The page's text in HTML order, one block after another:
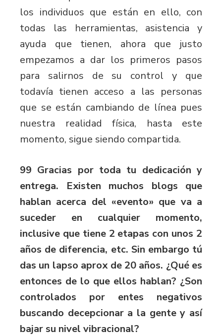
los individuos que están en ello, con
todas las herramientas, asistencia y
ayuda que tienen, ahora que justo
empezamos a dar los primeros pasos
para salirnos de su control y que
todavía tienen acceso a las personas
que se están cambiando de línea pues
nuestra realidad física, hasta este
momento, sigue siendo compartida.
99 Gracias por toda tu dedicación y
entrega. Existen muchos blogs que
hablan acerca del «evento» que va a
suceder en cualquier momento,
inclusive que tiene 2 etapas con unos 2
años de diferencia, etc. Sin embargo tú
das un lapso aprox de 20 años. ¿Qué es
entonces de lo que ellos hablan? ¿Son
controlados por entes negativos
buscando decepcionar a la gente y así
bajar su nivel vibracional?